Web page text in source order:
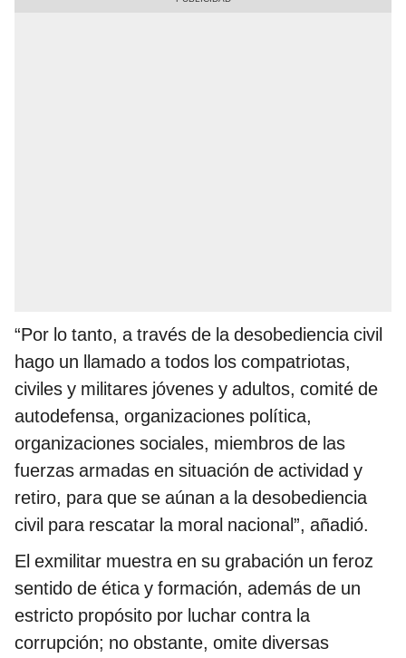
“Por lo tanto, a través de la desobediencia civil
hago un llamado a todos los compatriotas,
civiles y militares jóvenes y adultos, comité de
autodefensa, organizaciones política,
organizaciones sociales, miembros de las
fuerzas armadas en situación de actividad y
retiro, para que se aúnan a la desobediencia
civil para rescatar la moral nacional”, añadió.
El exmilitar muestra en su grabación un feroz
sentido de ética y formación, además de un
estricto propósito por luchar contra la
corrupción; no obstante, omite diversas